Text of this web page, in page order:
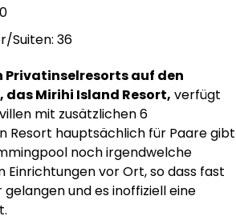
Suiten: 36
Privatinselresorts auf den
Mirihi Island Resort, verfügt
mit zusätzlichen 6
Resort hauptsächlich für Paare gibt
noch irgendwelche
Einrichtungen vor Ort, so dass fast
und es inoffiziell eine